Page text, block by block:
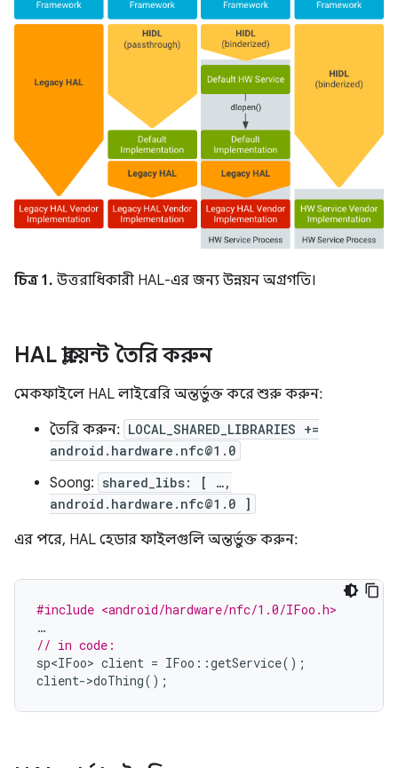
চিত্র 1. উত্তরাধিকারী HAL-এর জন্য উন্নয়ন অগ্রগতি।
HAL ক্লায়েন্ট তৈরি করুন
মেকফাইলে HAL লাইব্রেরি অন্তর্ভুক্ত করে শুরু করুন:
তৈরি করুন: LOCAL_SHARED_LIBRARIES +=
android.hardware.nfc@1.0
Soong: shared_libs: [ …,
android.hardware.nfc@1.0 ]
এর পরে, HAL হেডার ফাইলগুলি অন্তর্ভুক্ত করুন:
#include <android/hardware/nfc/1.0/IFoo.h>
…
// in code:
sp<IFoo> client = IFoo ::getService();
client->doThing();